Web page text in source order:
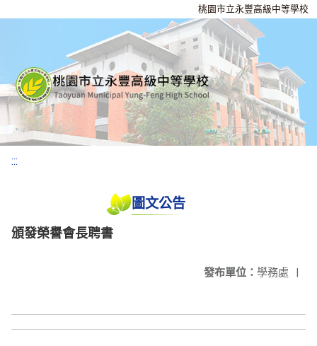
桃園市立永豐高級中等學校
:::
圖文公告
頒發榮譽會長聘書
發布單位： 學務處 |